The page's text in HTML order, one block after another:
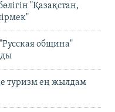
"Қазақстан,
община"
туризм ең жылдам